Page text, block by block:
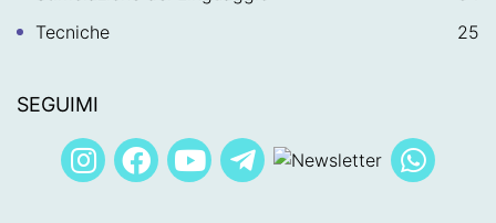
Tecniche
25
SEGUIMI